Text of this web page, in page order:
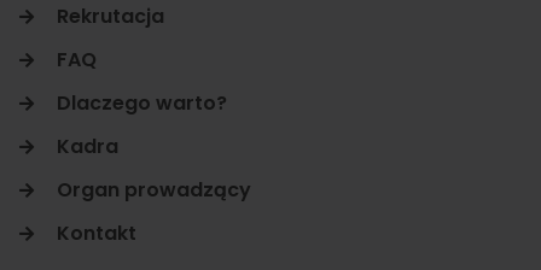
Rekrutacja
FAQ
Dlaczego warto?
Kadra
Organ prowadzący
Kontakt